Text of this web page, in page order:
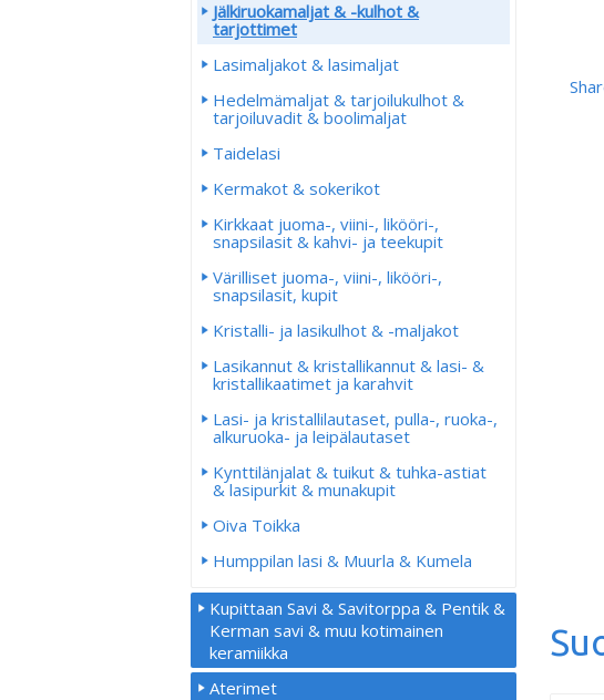
Jälkiruokamaljat & -kulhot &
tarjottimet
Lasimaljakot & lasimaljat
Hedelmämaljat & tarjoilukulhot &
tarjoiluvadit & boolimaljat
Taidelasi
Kermakot & sokerikot
Kirkkaat juoma-, viini-, likööri-,
snapsilasit & kahvi- ja teekupit
Värilliset juoma-, viini-, likööri-,
snapsilasit, kupit
Kristalli- ja lasikulhot & -maljakot
Lasikannut & kristallikannut & lasi- &
kristallikaatimet ja karahvit
Lasi- ja kristallilautaset, pulla-, ruoka-,
alkuruoka- ja leipälautaset
Kynttilänjalat & tuikut & tuhka-astiat
& lasipurkit & munakupit
Oiva Toikka
Humppilan lasi & Muurla & Kumela
Kupittaan Savi & Savitorppa & Pentik &
Kerman savi & muu kotimainen
keramiikka
Aterimet